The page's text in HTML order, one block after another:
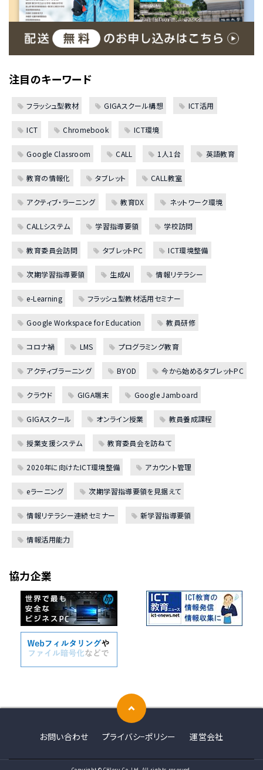
注目のキーワード
フラッシュ型教材 GIGAスクール構想 ICT活用
ICT Chromebook ICT環境
Google Classroom CALL 1人1台 英語教育
教育の情報化 タブレット CALL教室
アクティブ・ラーニング 教育DX ネットワーク環境
CALLシステム 学習指導要領 学校訪問
教育委員会訪問 タブレットPC ICT環境整備
次期学習指導要領 生成AI 情報リテラシー
e-Learning フラッシュ型教材活用セミナー
Google Workspace for Education 教員研修
コロナ禍 LMS プログラミング教育
アクティブラーニング BYOD 今から始めるタブレットPC
クラウド GIGA端末 Google Jamboard
GIGAスクール オンライン授業 教員養成課程
授業支援システム 教育委員会を訪ねて
2020年に向けたICT環境整備 アカウント管理
eラーニング 次期学習指導要領を見据えて
情報リテラシー連続セミナー 新学習指導要領
情報活用能力
協力企業
お問い合わせ プライバシ−ポリシー 運営会社